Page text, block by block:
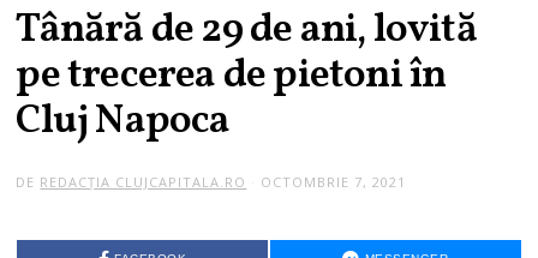
Tânără de 29 de ani, lovită
pe trecerea de pietoni în
Cluj Napoca
DE REDACȚIA CLUJCAPITALA.RO OCTOMBRIE 7, 2021